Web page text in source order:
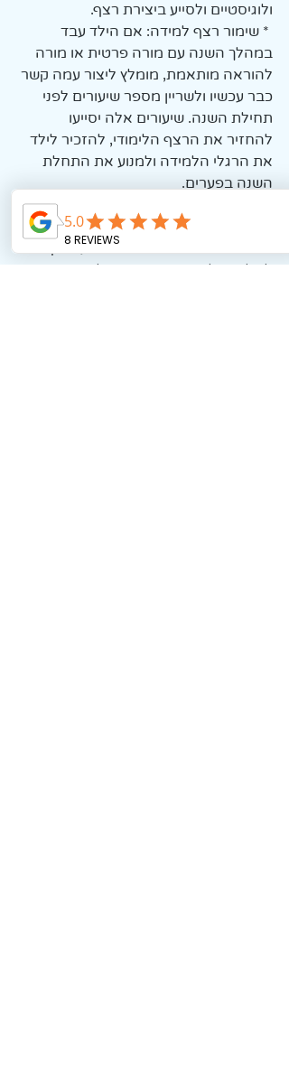
ולוגיסטיים ולסייע ביצירת רצף.
* שימור רצף למידה: אם הילד עבד
במהלך השנה עם מורה פרטית או מורה
להוראה מותאמת, מומלץ ליצור עמה קשר
כבר עכשיו ולשריין מספר שיעורים לפני
תחילת השנה. שיעורים אלה יסייעו
להחזיר את הרצף הלימודי, להזכיר לילד
את הרגלי הלמידה ולמנוע את התחלת
השנה בפערים.
* תכנון לוח זמנים שבועי: התכנון לא
מסתיים ביום הלימודים הראשון. שבו עם
הילד והכינו יחד לוח זמנים שבועי. הקפידו
לשלב בו לא רק את שעות הלימודים